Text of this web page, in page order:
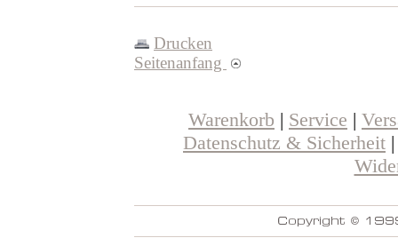
Drucken
Seitenanfang
Warenkorb | Service |
Datenschutz & Sicherheit